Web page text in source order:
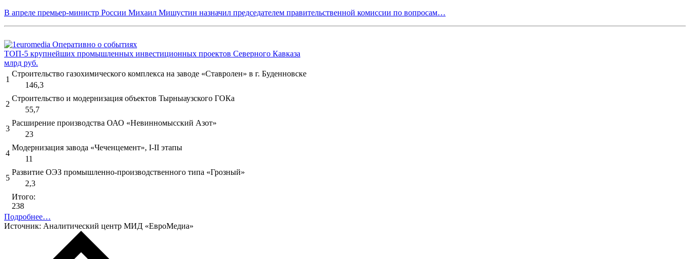
В апреле премьер-министр России Михаил Мишустин назначил председателем правительственной комиссии по вопросам…
ТОП-5 крупнейших промышленных инвестиционных проектов Северного Кавказа
млрд руб.
1
Строительство газохимического комплекса на заводе «Ставролен» в г. Буденновске
146,3
2
Строительство и модернизация объектов Тырныаузского ГОКа
55,7
3
Расширение производства ОАО «Невинномысский Азот»
23
4
Модернизация завода «Чеченцемент», I-II этапы
11
5
Развитие ОЭЗ промышленно-производственного типа «Грозный»
2,3
Итого:
238
Подробнее…
Источник: Аналитический центр МИД «ЕвроМедиа»